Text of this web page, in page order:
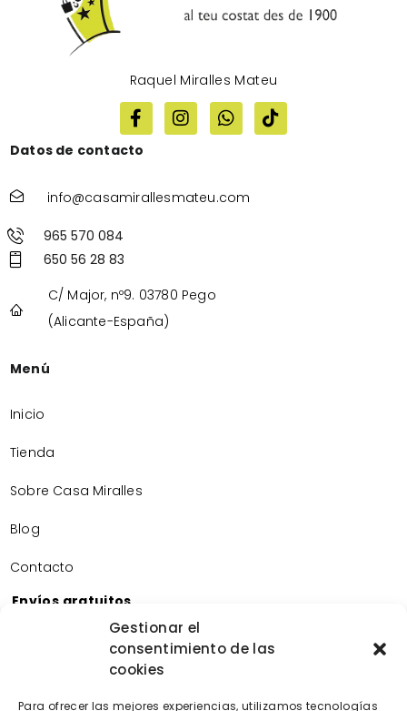
Gestionar el
consentimiento de las
cookies
Para ofrecer las mejores experiencias, utilizamos tecnologías
Raquel Miralles Mateu
Datos de contacto
info@casamirallesmateu.com
965 570 084
650 56 28 83
C/ Major, nº9. 03780 Pego
(Alicante-España)
Menú
Inicio
Tienda
Sobre Casa Miralles
Blog
Contacto
Envíos gratuitos
Envíos gratuitos por la compra de más de 60€.
Devoluciones gratuitas
Devoluciones gratuitas en nuestra tienda física.
Pago seguro